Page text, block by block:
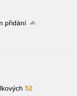
přidání
52